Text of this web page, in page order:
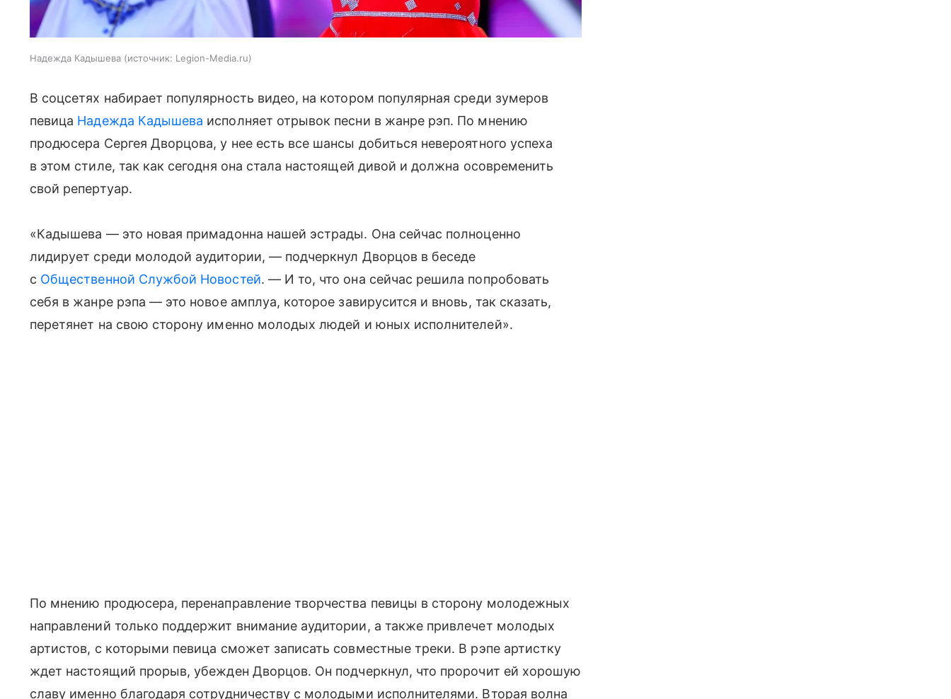
Надежда Кадышева источник: Legion-Media.ru
В соцсетях набирает популярность видео, на котором популярная среди зумеров
певица Надежда Кадышева исполняет отрывок песни в жанре рэп. По мнению
продюсера Сергея Дворцова, у нее есть все шансы добиться невероятного успеха
в этом стиле, так как сегодня она стала настоящей дивой и должна осовременить
свой репертуар.
«Кадышева — это новая примадонна нашей эстрады. Она сейчас полноценно
лидирует среди молодой аудитории, — подчеркнул Дворцов в беседе
с Общественной Службой Новостей. — И то, что она сейчас решила попробовать
себя в жанре рэпа — это новое амплуа, которое завирусится и вновь, так сказать,
перетянет на свою сторону именно молодых людей и юных исполнителей».
По мнению продюсера, перенаправление творчества певицы в сторону молодежных
направлений только поддержит внимание аудитории, а также привлечет молодых
артистов, с которыми певица сможет записать совместные треки. В рэпе артистку
ждет настоящий прорыв, убежден Дворцов. Он подчеркнул, что пророчит ей хорошую
славу именно благодаря сотрудничеству с молодыми исполнителями. Вторая волна